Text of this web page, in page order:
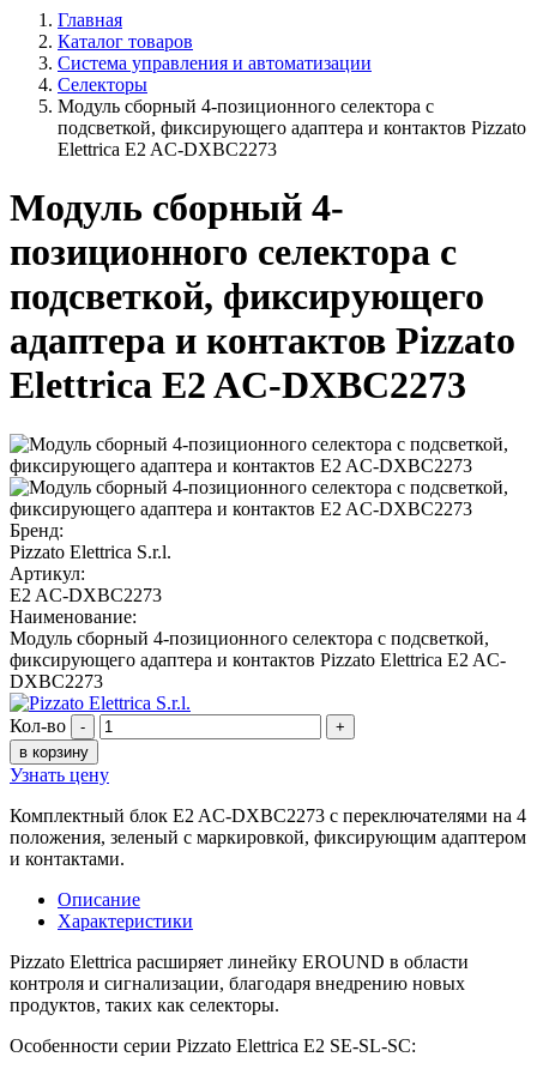
Главная
Каталог товаров
Система управления и автоматизации
Селекторы
Модуль сборный 4-позиционного селектора с
подсветкой, фиксирующего адаптера и контактов Pizzato
Elettrica E2 AC-DXBC2273
Модуль сборный 4-
позиционного селектора с
подсветкой, фиксирующего
адаптера и контактов Pizzato
Elettrica E2 AC-DXBC2273
Бренд:
Pizzato Elettrica S.r.l.
Артикул:
E2 AC-DXBC2273
Наименование:
Модуль сборный 4-позиционного селектора с подсветкой,
фиксирующего адаптера и контактов Pizzato Elettrica E2 AC-
DXBC2273
Кол-во -
+
в корзину
Узнать цену
Комплектный блок E2 AC-DXBC2273 с переключателями на 4
положения, зеленый с маркировкой, фиксирующим адаптером
и контактами.
Описание
Характеристики
Pizzato Elettrica расширяет линейку EROUND в области
контроля и сигнализации, благодаря внедрению новых
продуктов, таких как селекторы.
Особенности серии Pizzato Elettrica E2 SE-SL-SC: